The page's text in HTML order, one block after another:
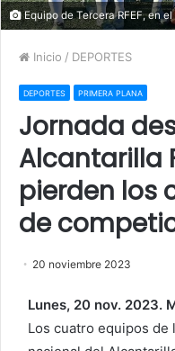
Equipo de Tercera RFEF, en
Inicio / DEPORTES
DEPORTES PRIMERA PLANA
Jornada
Alcantarilla
pierden los
de
20 noviembre 2023
Lunes, 20 nov. 2023.
Los cuatro equipos